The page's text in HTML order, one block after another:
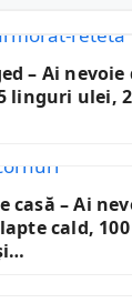
– Ai nevoie
linguri ulei,
casă – Ai
cald,